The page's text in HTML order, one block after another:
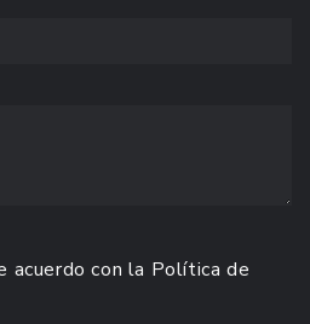
acuerdo con la Política de